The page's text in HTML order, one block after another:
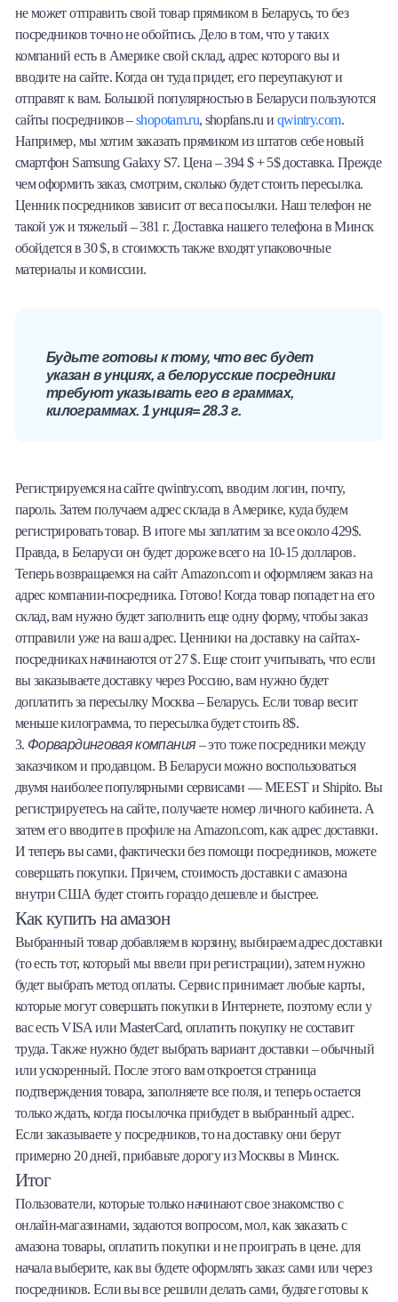
не может отправить свой товар прямиком в Беларусь, то без
посредников точно не обойтись. Дело в том, что у таких
компаний есть в Америке свой склад, адрес которого вы и
вводите на сайте. Когда он туда придет, его переупакуют и
отправят к вам. Большой популярностью в Беларуси пользуются
сайты посредников –shopotam.ru, shopfans.ru и qwintry.com.
Например, мы хотим заказать прямиком из штатов себе новый
смартфон Samsung Galaxy S7. Цена – 394 $ + 5$ доставка. Прежде
чем оформить заказ, смотрим, сколько будет стоить пересылка.
Ценник посредников зависит от веса посылки. Наш телефон не
такой уж и тяжелый – 381 г. Доставка нашего телефона в Минск
обойдется в 30 $, в стоимость также входят упаковочные
материалы и комиссии.
Будьте готовы к тому, что вес будет
указан в унциях, а белорусские посредники
требуют указывать его в граммах,
килограммах. 1 унция= 28.3 г.
Регистрируемся на сайте qwintry.com, вводим логин, почту,
пароль. Затем получаем адрес склада в Америке, куда будем
регистрировать товар. В итоге мы заплатим за все около 429$.
Правда, в Беларуси он будет дороже всего на 10-15 долларов.
Теперь возвращаемся на сайт Amazon.com и оформляем заказ на
адрес компании-посредника. Готово! Когда товар попадет на его
склад, вам нужно будет заполнить еще одну форму, чтобы заказ
отправили уже на ваш адрес. Ценники на доставку на сайтах-
посредниках начинаются от 27 $. Еще стоит учитывать, что если
вы заказываете доставку через Россию, вам нужно будет
доплатить за пересылку Москва – Беларусь. Если товар весит
меньше килограмма, то пересылка будет стоить 8$.
3. Форвардинговая компания– это тоже посредники между
заказчиком и продавцом. В Беларуси можно воспользоваться
двумя наиболее популярными сервисами — MEEST и Shipito. Вы
регистрируетесь на сайте, получаете номер личного кабинета. А
затем его вводите в профиле на Amazon.com, как адрес доставки.
И теперь вы сами, фактически без помощи посредников, можете
совершать покупки. Причем, стоимость доставки с амазона
внутри США будет стоить гораздо дешевле и быстрее.
Как купить на амазон
Выбранный товар добавляем в корзину, выбираем адрес доставки
(то есть тот, который мы ввели при регистрации), затем нужно
будет выбрать метод оплаты. Сервис принимает любые карты,
которые могут совершать покупки в Интернете, поэтому если у
вас есть VISA или MasterСard, оплатить покупку не составит
труда. Также нужно будет выбрать вариант доставки – обычный
или ускоренный. После этого вам откроется страница
подтверждения товара, заполняете все поля, и теперь остается
только ждать, когда посылочка прибудет в выбранный адрес.
Если заказываете у посредников, то на доставку они берут
примерно 20 дней, прибавьте дорогу из Москвы в Минск.
Итог
Пользователи, которые только начинают свое знакомство с
онлайн-магазинами, задаются вопросом, мол, как заказать с
амазона товары, оплатить покупки и не проиграть в цене. для
начала выберите, как вы будете оформлять заказ: сами или через
посредников. Если вы все решили делать сами, будьте готовы к